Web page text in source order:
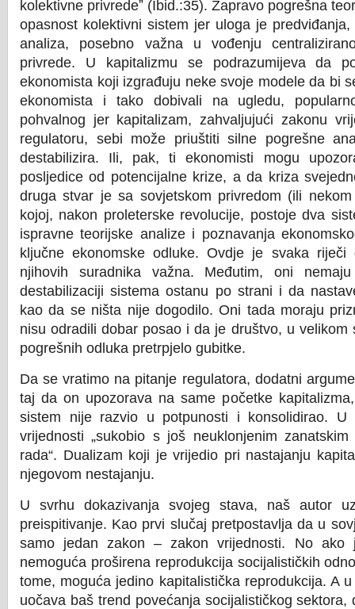
kolektivne privredeˮ (Ibid.:35). Zapravo pogrešna
opasnost kolektivni sistem jer uloga je
analiza, posebno važna u vođenju
privrede. U kapitalizmu se podrazumijeva da
ekonomista koji izgrađuju neke svoje modele da bi
ekonomista i tako dobivali na ugledu,
pohvalnog jer kapitalizam, zahvaljujući zakonu
regulatoru, sebi može priuštiti silne pogrešne
destabilizira. Ili, pak, ti ekonomisti mogu
posljedice od potencijalne krize, a da kriza
druga stvar je sa sovjetskom privredom (ili
kojoj, nakon proleterske revolucije, postoje dva
ispravne teorijske analize i poznavanja
ključne ekonomske odluke. Ovdje je svaka riječi
njihovih suradnika važna. Međutim, oni
destabilizaciji sistema ostanu po strani i da
kao da se ništa nije dogodilo. Oni tada moraju
nisu odradili dobar posao i da je društvo, u velikom
pogrešnih odluka pretrpjelo gubitke.
Da se vratimo na pitanje regulatora, dodatni
taj da on upozorava na same početke
sistem nije razvio u potpunosti i konsolidirao.
vrijednosti „sukobio s još neuklonjenim
rada“. Dualizam koji je vrijedio pri nastajanju
njegovom nestajanju.
U svrhu dokazivanja svojeg stava, naš autor
preispitivanje. Kao prvi slučaj pretpostavlja da u
samo jedan zakon – zakon vrijednosti. No
nemoguća proširena reprodukcija socijalističkih
tome, moguća jedino kapitalistička reprodukcija. A
uočava baš trend povećanja socijalističkog sektora,